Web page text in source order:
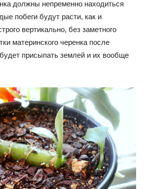
должны непременно находиться
побеги будут расти, как и
вертикально, без заметного
материнского черенка после
присыпать землей и их вообще